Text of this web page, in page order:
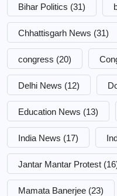
Bihar Politics (31)
Chhattisgarh News (31)
congress (20)
Delhi News (12)
Education News (13)
India News (17)
Jantar Mantar Protest
Mamata Banerjee (23)